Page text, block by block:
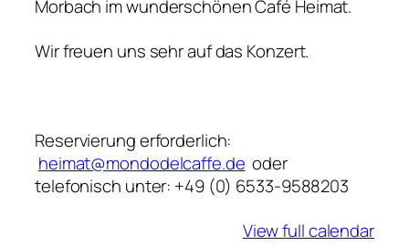
e
Morbach im wunderschönen Café Heimat.
Wir freuen uns sehr auf das Konzert.
Reservierung erforderlich:
heimat@mondodelcaffe.de oder
telefonisch unter: +49 (0) 6533-9588203
View full calendar